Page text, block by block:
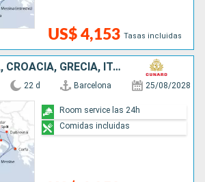
US$ 4,153 Tasas incluidas
FRANCIA, MALTA, CROACIA, GRECIA, ITALIA, ESPAÑA
22 d Barcelona 25/08/2028
Room service las 24h
Comidas incluidas